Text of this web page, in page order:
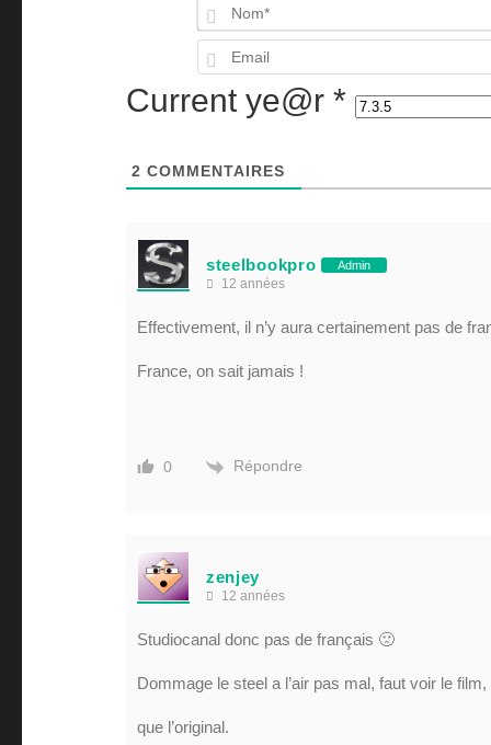
Current ye@r *
2 COMMENTAIRES
steelbookpro Admin
12 années
Effectivement, il n’y aura certainement pas de
France, on sait jamais !
0 Répondre
zenjey
12 années
Studiocanal donc pas de français 🙁
Dommage le steel a l’air pas mal, faut voir le
que l’original.